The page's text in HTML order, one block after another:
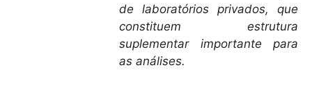
de laboratórios privados, que
constituem estrutura
suplementar importante para
as análises.